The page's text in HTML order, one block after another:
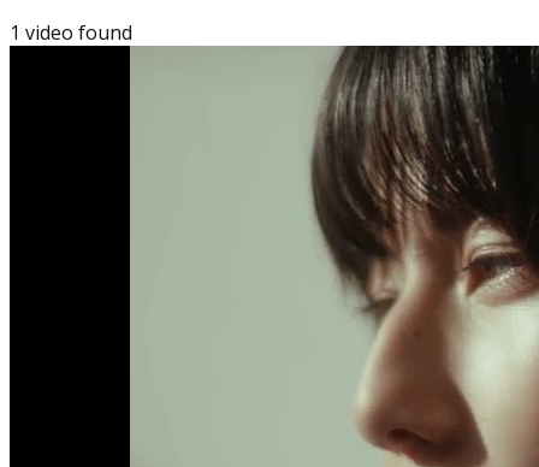
1 video found